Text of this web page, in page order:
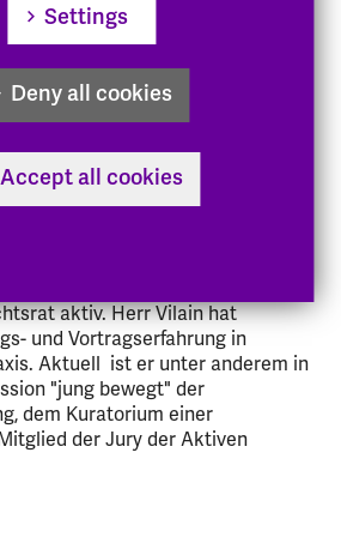
Nordhausen sowie Lehraufträge
Seit 2008 ist er Professor für
und seit Oktober
Forschung und Internationales
Darmstadt. Er ist
des Instituts für
und Sozialwirtschaft
außerdem an den
und Münster.
war er in verschiedenen
sowie einem
aktiv. Herr Vilain hat
und Vortragserfahrung in
Aktuell ist er unter anderem in
"jung bewegt" der
dem Kuratorium einer
der Jury der Aktiven
Settings
Deny all cookies
Accept all cookies